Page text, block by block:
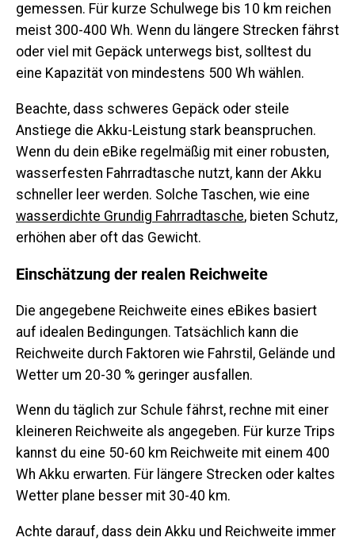
gemessen. Für kurze Schulwege bis 10 km reichen
meist 300-400 Wh. Wenn du längere Strecken fährst
oder viel mit Gepäck unterwegs bist, solltest du
eine Kapazität von mindestens 500 Wh wählen.
Beachte, dass schweres Gepäck oder steile
Anstiege die Akku-Leistung stark beanspruchen.
Wenn du dein eBike regelmäßig mit einer robusten,
wasserfesten Fahrradtasche nutzt, kann der Akku
schneller leer werden. Solche Taschen, wie eine
wasserdichte Grundig Fahrradtasche, bieten Schutz,
erhöhen aber oft das Gewicht.
Einschätzung der realen Reichweite
Die angegebene Reichweite eines eBikes basiert
auf idealen Bedingungen. Tatsächlich kann die
Reichweite durch Faktoren wie Fahrstil, Gelände und
Wetter um 20-30 % geringer ausfallen.
Wenn du täglich zur Schule fährst, rechne mit einer
kleineren Reichweite als angegeben. Für kurze Trips
kannst du eine 50-60 km Reichweite mit einem 400
Wh Akku erwarten. Für längere Strecken oder kaltes
Wetter plane besser mit 30-40 km.
Achte darauf, dass dein Akku und Reichweite immer